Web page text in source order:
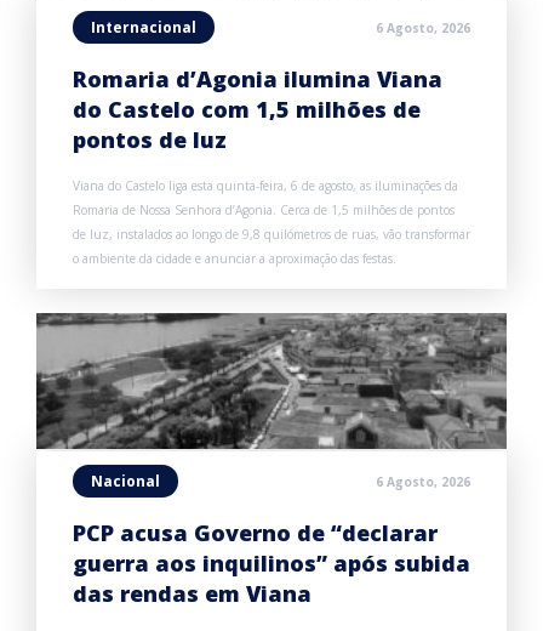
Internacional 6 Agosto, 2026
Romaria d’Agonia ilumina Viana
do Castelo com 1,5 milhões de
pontos de luz
Viana do Castelo liga esta quinta-feira, 6 de agosto, as iluminações da
Romaria de Nossa Senhora d’Agonia. Cerca de 1,5 milhões de pontos
de luz, instalados ao longo de 9,8 quilómetros de ruas, vão transformar
o ambiente da cidade e anunciar a aproximação das festas.
Nacional 6 Agosto, 2026
PCP acusa Governo de “declarar
guerra aos inquilinos” após subida
das rendas em Viana